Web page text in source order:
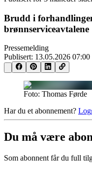
Brudd i
brønnserviceavtalene
Pressemelding
Publisert: 13.05.2026 07:00
Foto: Thomas Førde
Har du et abonnement?
Du må være
Som abonnent får du full